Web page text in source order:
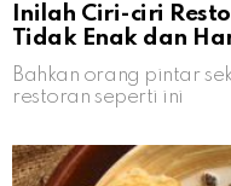
Inilah Ciri-ciri
Tidak Enak dan
Bahkan orang pintar
restoran seperti ini